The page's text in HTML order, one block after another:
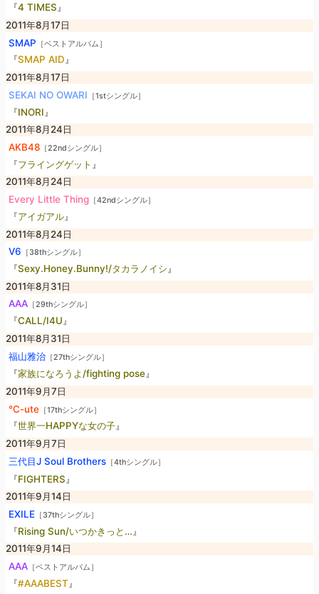
『4 TIMES 』
2011年8月17日
SMAP
［ベストアルバム］
『SMAP AID』
2011年8月17日
SEKAI NO OWARI
［1stシングル］
『INORI 』
2011年8月24日
AKB48 ［22ndシングル］
『フライングゲット 』
2011年8月24日
Every Little Thing ［42ndシングル］
『アイガアル』
2011年8月24日
V6
［38thシングル］
『Sexy.Honey.Bunny!/タカラノイシ 』
2011年8月31日
AAA ［29thシングル］
『CALL/I4U 』
2011年8月31日
福山雅治 ［27thシングル］
『家族になろうよ/fighting pose』
2011年9月7日
℃-ute ［17thシングル］
『世界一HAPPYな女の子』
2011年9月7日
三代目J Soul Brothers ［4thシングル］
『FIGHTERS 』
2011年9月14日
EXILE ［37thシングル］
『Rising Sun/いつかきっと… 』
2011年9月14日
AAA ［ベストアルバム］
『#AAABEST』